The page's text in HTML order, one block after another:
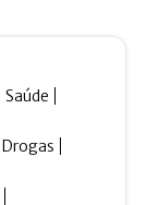
Saúde
Drogas